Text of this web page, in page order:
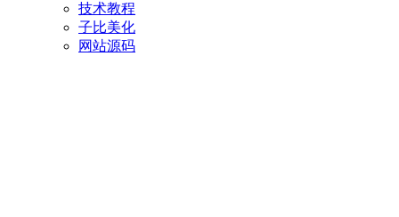
技术教程
子比美化
网站源码